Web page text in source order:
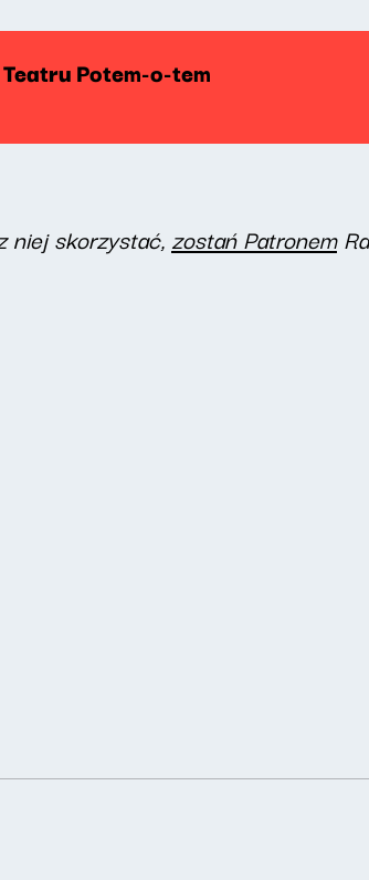
Potem-o-tem
niej skorzystać, zostań Patronem